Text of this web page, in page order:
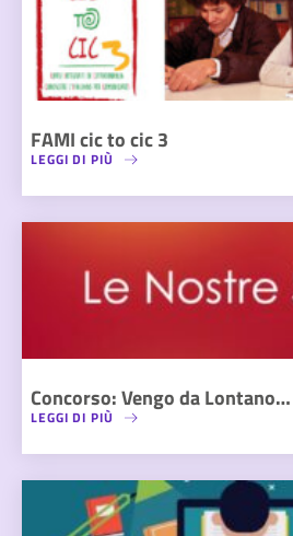
FAMI cic to cic 3
LEGGI DI PIÙ
Concorso: Vengo da
LEGGI DI PIÙ